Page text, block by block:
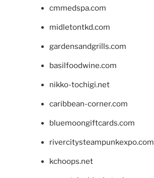
cmmedspa.com
midletontkd.com
gardensandgrills.com
basilfoodwine.com
nikko-tochigi.net
caribbean-corner.com
bluemoongiftcards.com
rivercitysteampunkexpo.com
kchoops.net